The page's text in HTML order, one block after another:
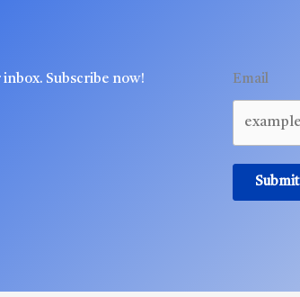
Subscribe now!
Email
Submit